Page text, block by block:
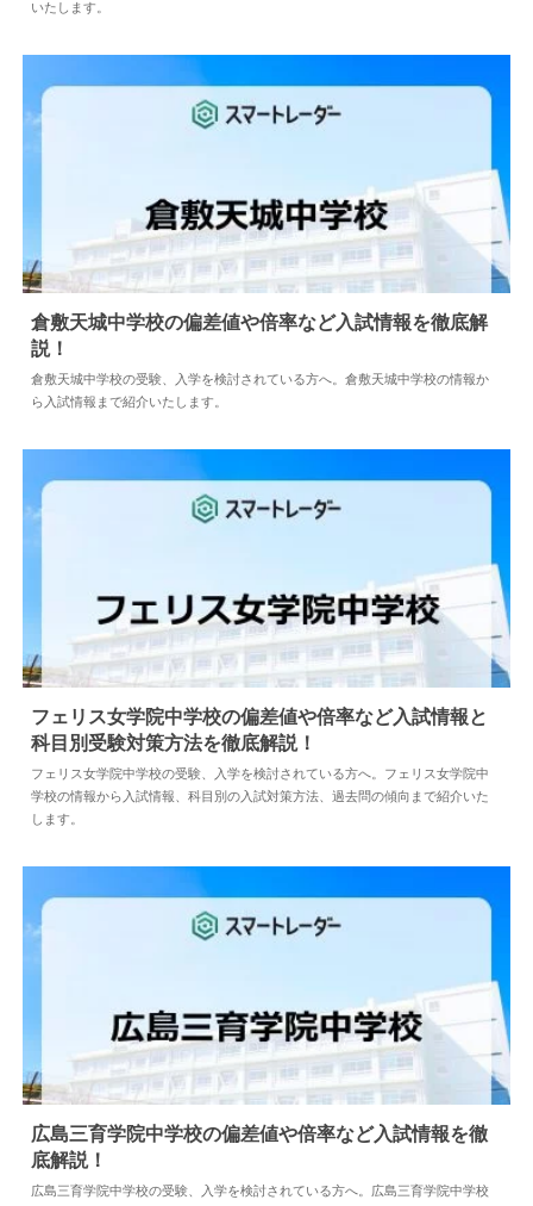
いたします。
中学情報 2024.04.18
倉敷天城中学校の偏差値や倍率など入試情報を徹底解
説！
倉敷天城中学校の受験、入学を検討されている方へ。倉敷天城中学校の情報か
ら入試情報まで紹介いたします。
中学情報 2025.04.08
フェリス女学院中学校の偏差値や倍率など入試情報と
科目別受験対策方法を徹底解説！
フェリス女学院中学校の受験、入学を検討されている方へ。フェリス女学院中
学校の情報から入試情報、科目別の入試対策方法、過去問の傾向まで紹介いた
します。
中学情報 2024.05.10
広島三育学院中学校の偏差値や倍率など入試情報を徹
底解説！
広島三育学院中学校の受験、入学を検討されている方へ。広島三育学院中学校